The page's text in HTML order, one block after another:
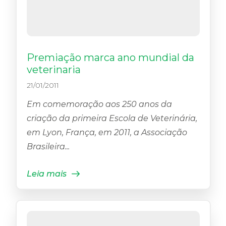
Premiação marca ano mundial da
veterinaria
21/01/2011
Em comemoração aos 250 anos da
criação da primeira Escola de Veterinária,
em Lyon, França, em 2011, a Associação
Brasileira...
Leia mais